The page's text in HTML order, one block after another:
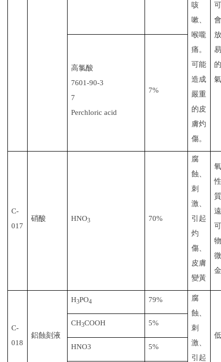
咳
嗽、
喉嚨
痛。
可能
造成
嚴重
的皮
膚灼
傷。
高氯酸
7601-90-3
7
Perchloric acid
7%
C-
017
硝酸 HNO3 70%
腐
蝕、
刺
激、
引起
灼
傷、
皮膚
變黃
C-
018
鋁蝕刻液
H3PO4 79%
腐
蝕、
刺
激、
引起
CH3COOH 5%
HNO3 5%